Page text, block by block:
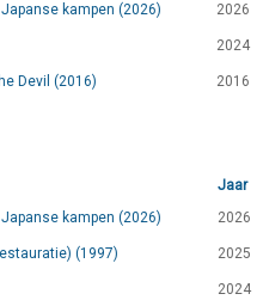
kampen (2026)
2026
2024
Devil (2016) 2016
Jaar
kampen (2026)
2026
(1997) 2025
2024